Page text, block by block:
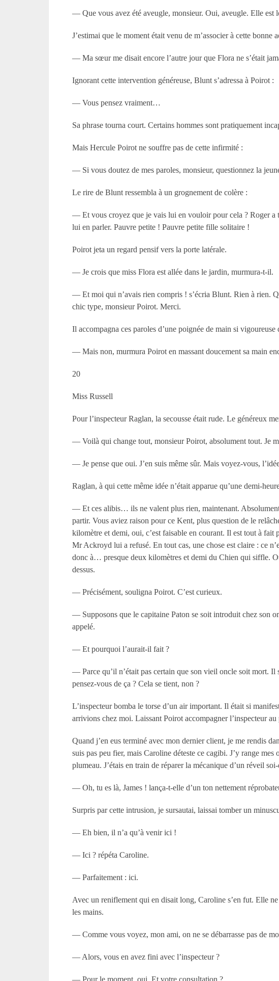
— Que vous avez été aveugle, monsieur. Oui, aveugle. Elle est
J’estimai que le moment était venu de m’associer à cette bonne
— Ma sœur me disait encore l’autre jour que Flora ne s’était
Ignorant cette intervention généreuse, Blunt s’adressa à Poirot :
— Vous pensez vraiment…
Sa phrase tourna court. Certains hommes sont pratiquement
Mais Hercule Poirot ne souffre pas de cette infirmité :
— Si vous doutez de mes paroles, monsieur, questionnez la
Le rire de Blunt ressembla à un grognement de colère :
— Et vous croyez que je vais lui en vouloir pour cela ? Roger a
lui en parler. Pauvre petite ! Pauvre petite fille solitaire !
Poirot jeta un regard pensif vers la porte latérale.
— Je crois que miss Flora est allée dans le jardin, murmura-t-il.
— Et moi qui n’avais rien compris ! s’écria Blunt. Rien à rien.
chic type, monsieur Poirot. Merci.
Il accompagna ces paroles d’une poignée de main si
— Mais non, murmura Poirot en massant doucement sa main
20
Miss Russell
Pour l’inspecteur Raglan, la secousse était rude. Le généreux
— Voilà qui change tout, monsieur Poirot, absolument tout. Je
— Je pense que oui. J’en suis même sûr. Mais voyez-vous,
Raglan, à qui cette même idée n’était apparue qu’une demi-
— Et ces alibis… ils ne valent plus rien, maintenant.
partir. Vous aviez raison pour ce Kent, plus question de le
kilomètre et demi, oui, c’est faisable en courant. Il est tout à
Mr Ackroyd lui a refusé. En tout cas, une chose est claire : ce
donc à… presque deux kilomètres et demi du Chien qui siffle.
dessus.
— Précisément, souligna Poirot. C’est curieux.
— Supposons que le capitaine Paton se soit introduit chez son
appelé.
— Et pourquoi l’aurait-il fait ?
— Parce qu’il n’était pas certain que son vieil oncle soit mort.
pensez-vous de ça ? Cela se tient, non ?
L’inspecteur bomba le torse d’un air important. Il était si
arrivions chez moi. Laissant Poirot accompagner l’inspecteur
Quand j’en eus terminé avec mon dernier client, je me rendis
suis pas peu fier, mais Caroline déteste ce cagibi. J’y range
plumeau. J’étais en train de réparer la mécanique d’un réveil
— Oh, tu es là, James ! lança-t-elle d’un ton nettement
Surpris par cette intrusion, je sursautai, laissai tomber un
— Eh bien, il n’a qu’à venir ici !
— Ici ? répéta Caroline.
— Parfaitement : ici.
Avec un reniflement qui en disait long, Caroline s’en fut. Elle
les mains.
— Comme vous voyez, mon ami, on ne se débarrasse pas de
— Alors, vous en avez fini avec l’inspecteur ?
— Pour le moment, oui. Et votre consultation ?